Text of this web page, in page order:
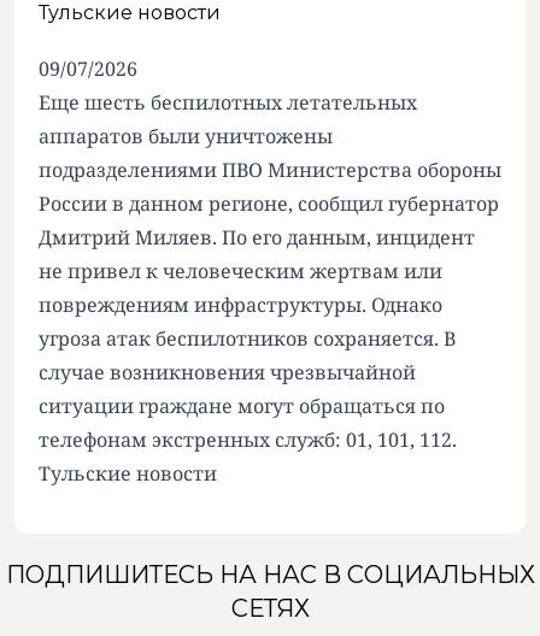
Тульские новости
09/07/2026
Еще шесть беспилотных летательных
аппаратов были уничтожены
подразделениями ПВО Министерства обороны
России в данном регионе, сообщил губернатор
Дмитрий Миляев. По его данным, инцидент
не привел к человеческим жертвам или
повреждениям инфраструктуры. Однако
угроза атак беспилотников сохраняется. В
случае возникновения чрезвычайной
ситуации граждане могут обращаться по
телефонам экстренных служб: 01, 101, 112.
Тульские новости
ПОДПИШИТЕСЬ НА НАС В СОЦИАЛЬНЫХ
СЕТЯХ